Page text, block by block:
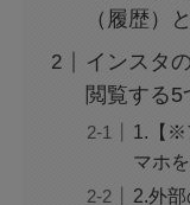
（履歴）
インスタ
閲覧する5
1.【※
マホ
2.外